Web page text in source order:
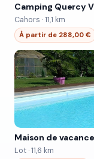
Camping Quercy
Cahors · 11,1 km
À partir de 288,00 €
Maison de
Lot · 11,6 km